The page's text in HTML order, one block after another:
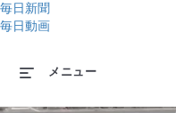
毎日新聞
毎日動画
メニュー